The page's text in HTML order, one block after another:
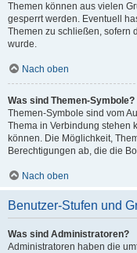
Themen können aus vielen
gesperrt werden. Eventuell
Themen zu schließen, sofern
wurde.
Nach oben
Was sind Themen-Symbole?
Themen-Symbole sind vom
Thema in Verbindung stehen
können. Die Möglichkeit,
Berechtigungen ab, die die
Nach oben
Benutzer-Stufen und
Was sind Administratoren?
Administratoren haben die